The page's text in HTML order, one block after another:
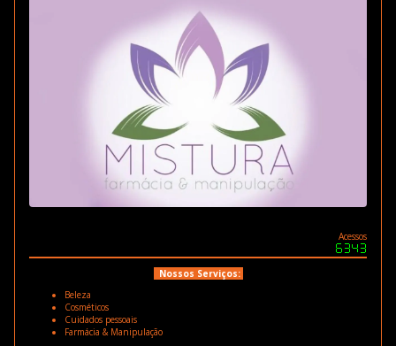
Acessos
Nossos Serviços:
Beleza
Cosméticos
Cuidados pessoais
Farmácia & Manipulação